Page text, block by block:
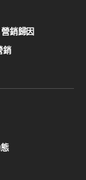
銷歸因
銷